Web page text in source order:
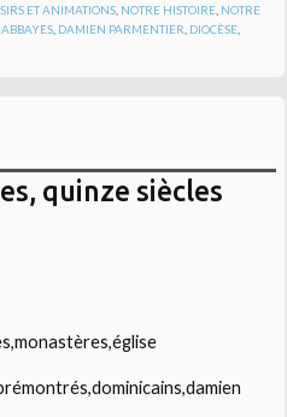
ET ANIMATIONS, NOTRE HISTOIRE, NOTRE
,ABBAYES DAMIEN PARMENTIER DIOCÈSE
quinze siècles